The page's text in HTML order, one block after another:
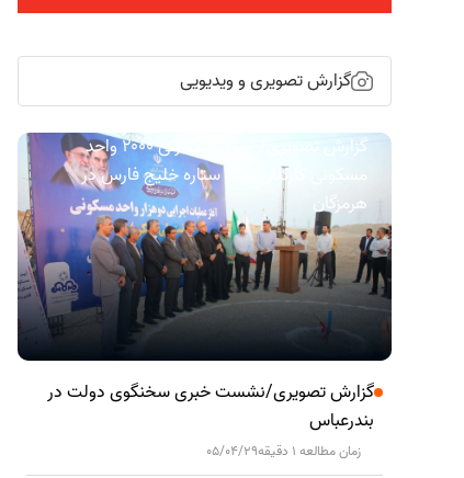
گزارش تصویری و ویدیویی
گزارش تصویری/ آیین کلنگ زنی ۲۰۰۰ واحد
مسکونی کارکنان نفت ستاره خلیج فارس در
هرمزگان
گزارش تصویری/نشست خبری سخنگوی دولت در
بندرعباس
زمان مطالعه 1 دقیقه 05/04/29